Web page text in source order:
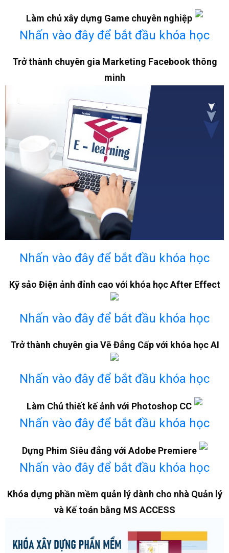
Làm chủ xây dựng Game chuyên nghiệp
Nhấn vào đây để bắt đầu khóa học
Trở thành chuyên gia Marketing Facebook thông
minh
Nhấn vào đây để bắt đầu khóa học
Kỹ sảo Điện ảnh đỉnh cao với khóa học After Effect
Nhấn vào đây để bắt đầu khóa học
Trở thành chuyên gia Vẽ Đẳng Cấp với khóa học AI
Nhấn vào đây để bắt đầu khóa học
Làm Chủ thiết kế ảnh với Photoshop CC
Nhấn vào đây để bắt đầu khóa học
Dựng Phim Siêu đẳng với Adobe Premiere
Nhấn vào đây để bắt đầu khóa học
Khóa dựng phần mềm quản lý dành cho nhà Quản lý
và Kế toán bằng MS ACCESS